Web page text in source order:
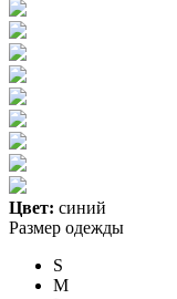
Цвет: синий
Размер одежды
S
M